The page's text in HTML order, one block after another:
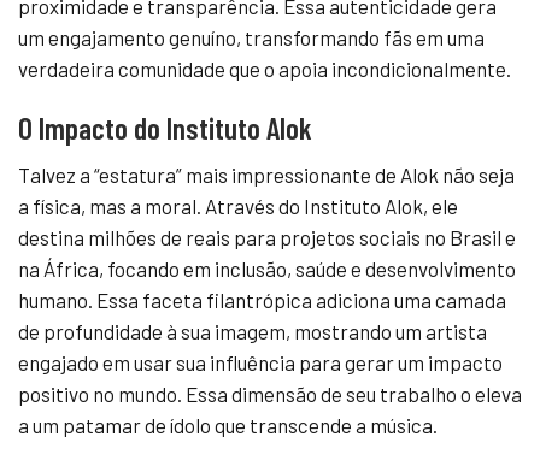
proximidade e transparência. Essa autenticidade gera
um engajamento genuíno, transformando fãs em uma
verdadeira comunidade que o apoia incondicionalmente.
O Impacto do Instituto Alok
Talvez a “estatura” mais impressionante de Alok não seja
a física, mas a moral. Através do Instituto Alok, ele
destina milhões de reais para projetos sociais no Brasil e
na África, focando em inclusão, saúde e desenvolvimento
humano. Essa faceta filantrópica adiciona uma camada
de profundidade à sua imagem, mostrando um artista
engajado em usar sua influência para gerar um impacto
positivo no mundo. Essa dimensão de seu trabalho o eleva
a um patamar de ídolo que transcende a música.